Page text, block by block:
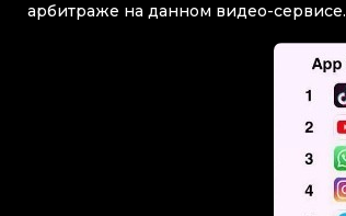
арбитраже на данном видео-сервисе.